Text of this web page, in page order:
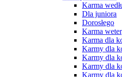
Karma
Dla juniora
Dorosłego
Karma
Karma dla
Karmy dla
Karmy dla
Karmy dla
Karmy dla